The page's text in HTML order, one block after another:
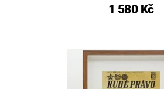
1 580 Kč